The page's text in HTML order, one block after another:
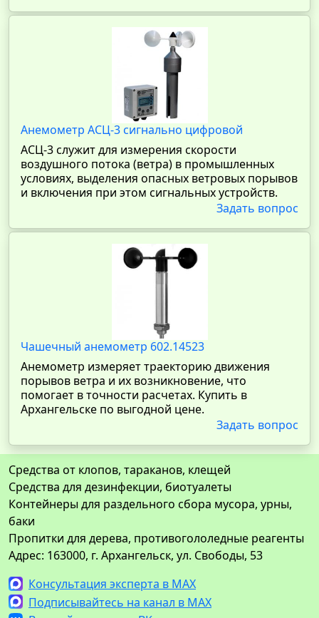
Анемометр АСЦ-3 сигнально цифровой
АСЦ-3 служит для измерения скорости
воздушного потока (ветра) в промышленных
условиях, выделения опасных ветровых порывов
и включения при этом сигнальных устройств.
Задать вопрос
Чашечный анемометр 602.14523
Анемометр измеряет траекторию движения
порывов ветра и их возникновение, что
помогает в точности расчетах. Купить в
Архангельске по выгодной цене.
Задать вопрос
Средства от клопов, тараканов, клещей
Средства для дезинфекции, биотуалеты
Контейнеры для раздельного сбора мусора, урны,
баки
Пропитки для дерева, противогололедные реагенты
Адрес: 163000, г. Архангельск, ул. Свободы, 53
Консультация эксперта в MAX
Подписывайтесь на канал в MAX